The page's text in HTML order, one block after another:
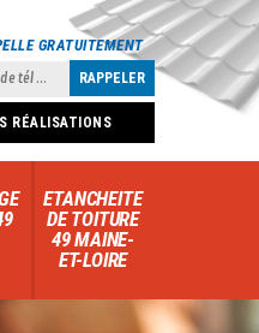
GRATUITEMENT
RÉALISATIONS
ETANCHEITE
DE TOITURE
49 MAINE-
ET-LOIRE